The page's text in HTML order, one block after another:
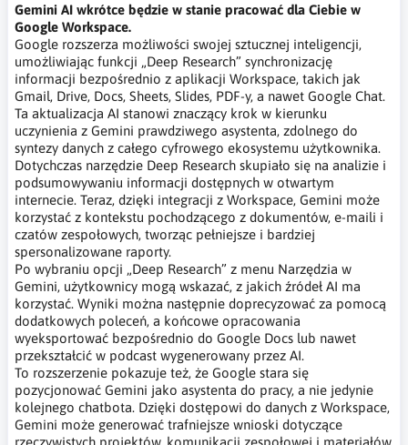
Gemini AI wkrótce będzie w stanie pracować dla Ciebie w
Google Workspace.
Google rozszerza możliwości swojej sztucznej inteligencji,
umożliwiając funkcji „Deep Research” synchronizację
informacji bezpośrednio z aplikacji Workspace, takich jak
Gmail, Drive, Docs, Sheets, Slides, PDF-y, a nawet Google Chat.
Ta aktualizacja AI stanowi znaczący krok w kierunku
uczynienia z Gemini prawdziwego asystenta, zdolnego do
syntezy danych z całego cyfrowego ekosystemu użytkownika.
Dotychczas narzędzie Deep Research skupiało się na analizie i
podsumowywaniu informacji dostępnych w otwartym
internecie. Teraz, dzięki integracji z Workspace, Gemini może
korzystać z kontekstu pochodzącego z dokumentów, e-maili i
czatów zespołowych, tworząc pełniejsze i bardziej
spersonalizowane raporty.
Po wybraniu opcji „Deep Research” z menu Narzędzia w
Gemini, użytkownicy mogą wskazać, z jakich źródeł AI ma
korzystać. Wyniki można następnie doprecyzować za pomocą
dodatkowych poleceń, a końcowe opracowania
wyeksportować bezpośrednio do Google Docs lub nawet
przekształcić w podcast wygenerowany przez AI.
To rozszerzenie pokazuje też, że Google stara się
pozycjonować Gemini jako asystenta do pracy, a nie jedynie
kolejnego chatbota. Dzięki dostępowi do danych z Workspace,
Gemini może generować trafniejsze wnioski dotyczące
rzeczywistych projektów, komunikacji zespołowej i materiałów